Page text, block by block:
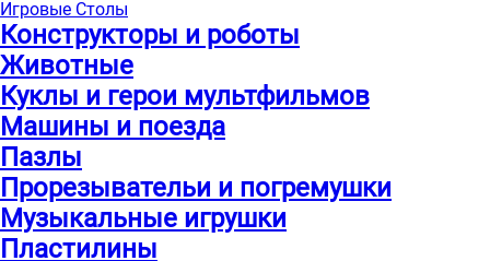
Игровые Столы
Конструкторы и роботы
Животные
Куклы и герои мультфильмов
Машины и поезда
Пазлы
Прорезывательи и погремушки
Музыкальные игрушки
Пластилины